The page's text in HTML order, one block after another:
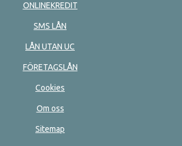
ONLINEKREDIT
SMS LÅN
LÅN UTAN UC
FÖRETAGSLÅN
Cookies
Om oss
Sitemap